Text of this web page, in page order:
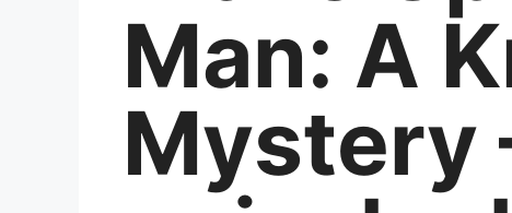
Man: A
Mystery